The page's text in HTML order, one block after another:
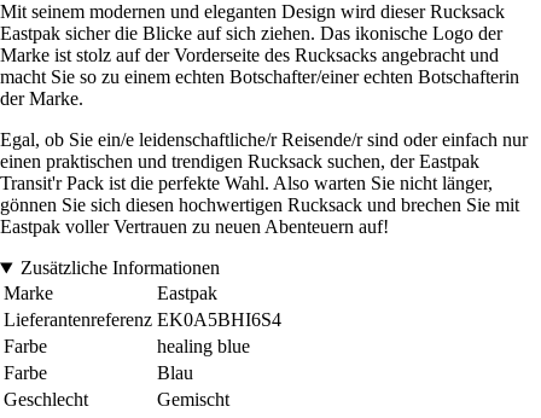
Mit seinem modernen und eleganten Design wird dieser Rucksack
Eastpak sicher die Blicke auf sich ziehen. Das ikonische Logo der
Marke ist stolz auf der Vorderseite des Rucksacks angebracht und
macht Sie so zu einem echten Botschafter/einer echten Botschafterin
der Marke.
Egal, ob Sie ein/e leidenschaftliche/r Reisende/r sind oder einfach nur
einen praktischen und trendigen Rucksack suchen, der Eastpak
Transit'r Pack ist die perfekte Wahl. Also warten Sie nicht länger,
gönnen Sie sich diesen hochwertigen Rucksack und brechen Sie mit
Eastpak voller Vertrauen zu neuen Abenteuern auf!
Zusätzliche Informationen
Marke
Eastpak
Lieferantenreferenz EK0A5BHI6S4
Farbe
healing blue
Farbe
Blau
Geschlecht
Gemischt